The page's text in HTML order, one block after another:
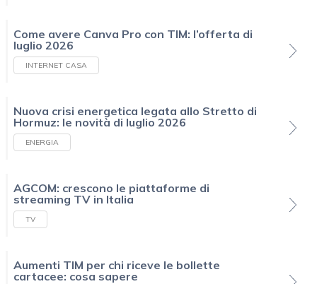
Come avere Canva Pro con TIM: l’offerta di
luglio 2026
INTERNET CASA
Nuova crisi energetica legata allo Stretto di
Hormuz: le novità di luglio 2026
ENERGIA
AGCOM: crescono le piattaforme di
streaming TV in Italia
TV
Aumenti TIM per chi riceve le bollette
cartacee: cosa sapere